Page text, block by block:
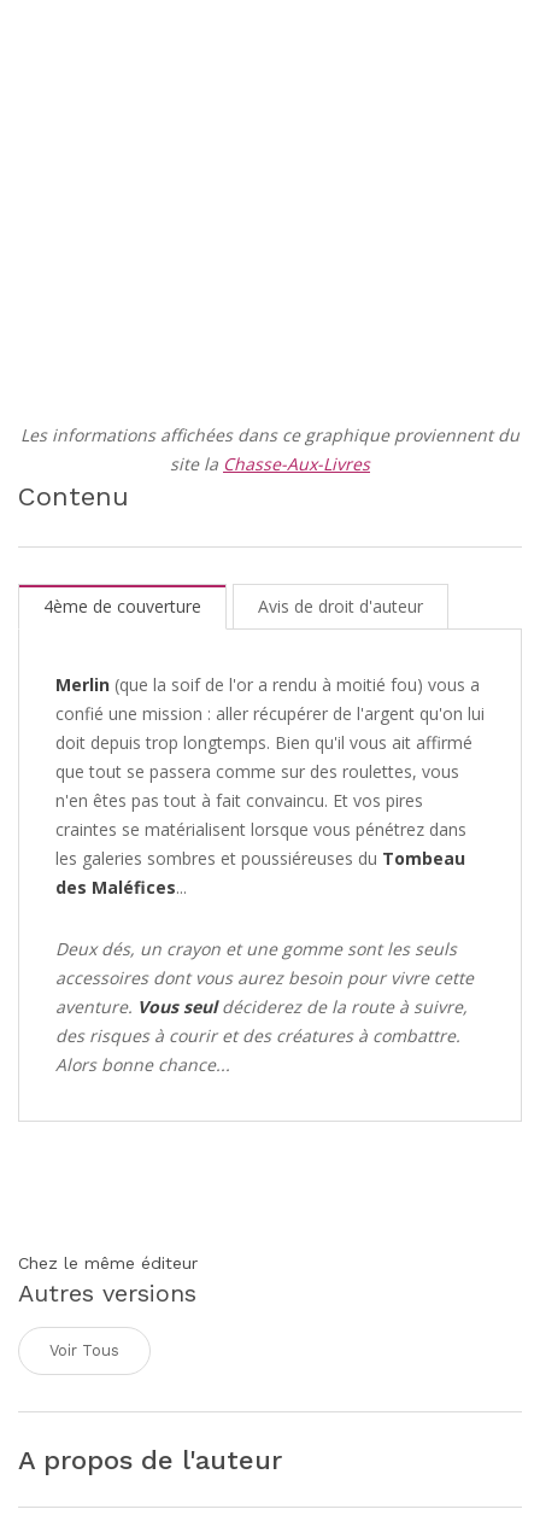
Les informations affichées dans ce graphique proviennent du
site la Chasse-Aux-Livres
Contenu
4ème de couverture Avis de droit d'auteur
Merlin (que la soif de l'or a rendu à moitié fou) vous a
confié une mission : aller récupérer de l'argent qu'on lui
doit depuis trop longtemps. Bien qu'il vous ait affirmé
que tout se passera comme sur des roulettes, vous
n'en êtes pas tout à fait convaincu. Et vos pires
craintes se matérialisent lorsque vous pénétrez dans
les galeries sombres et poussiéreuses du Tombeau
des Maléfices...
Deux dés, un crayon et une gomme sont les seuls
accessoires dont vous aurez besoin pour vivre cette
aventure. Vous seuldéciderez de la route à suivre,
des risques à courir et des créatures à combattre.
Alors bonne chance...
Chez le même éditeur
Autres versions
Voir Tous
A propos de l'auteur